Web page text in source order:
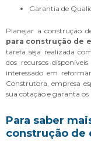
Garantia de
Planejar a construção
para construção de
tarefa seja realizada
dos recursos
interessado em
Construtora, empresa
sua cotação e garanta os
Para saber
construção de